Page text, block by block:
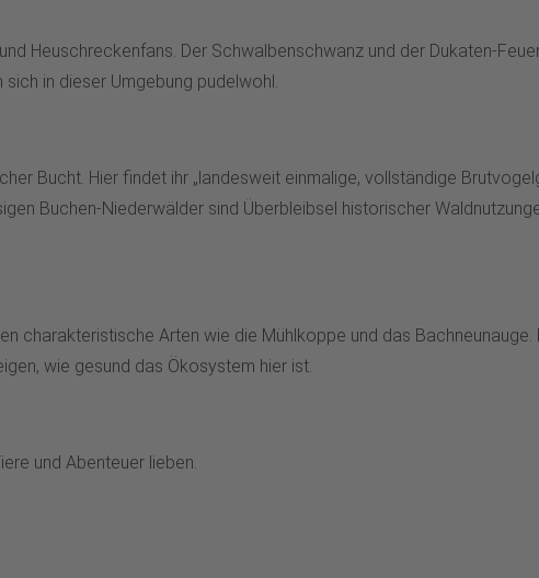
Heuschreckenfans. Der Schwalbenschwanz und der Dukaten-
in dieser Umgebung pudelwohl.
Bucht. Hier findet ihr „landesweit einmalige, vollständige
Buchen-Niederwälder sind Überbleibsel historischer
charakteristische Arten wie die Mühlkoppe und das Bachneunauge.
wie gesund das Ökosystem hier ist.
und Abenteuer lieben.